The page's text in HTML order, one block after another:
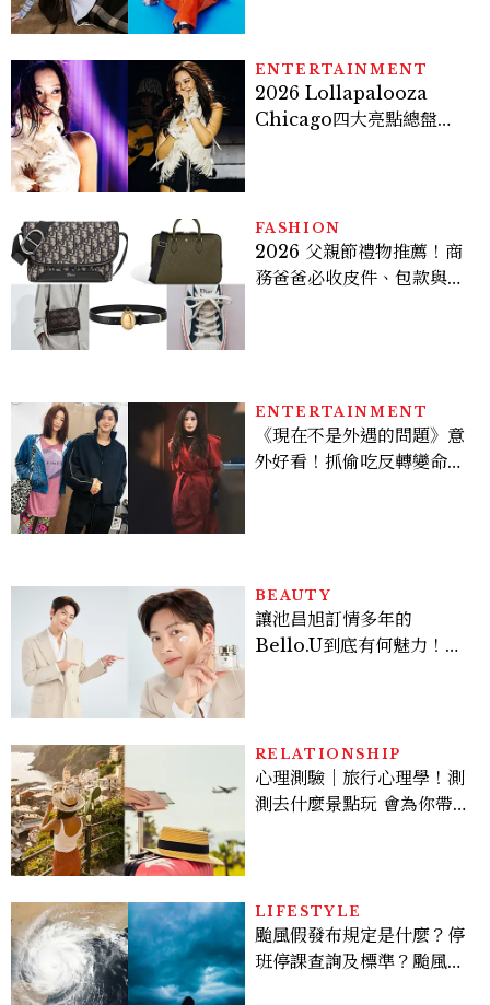
ENTERTAINMENT
2026 Lollapalooza
Chicago四大亮點總盤
FASHION
2026 父親節禮物推薦！商
務爸爸必收皮件、包款與鞋
ENTERTAINMENT
《現在不是外遇的問題》意
外好看！抓偷吃反轉變命
BEAUTY
讓池昌旭訂情多年的
Bello.U到底有何魅力！揭
倦感，超神！
RELATIONSHIP
心理測驗｜旅行心理學！測
測去什麼景點玩 會為你帶來
LIFESTYLE
颱風假發布規定是什麼？停
班停課查詢及標準？颱風假